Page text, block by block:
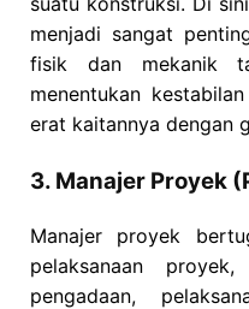
menjadi sangat
fisik dan mekanik
menentukan
erat kaitannya dengan
3. Manajer Proyek
Manajer proyek
pelaksanaan
pengadaan,